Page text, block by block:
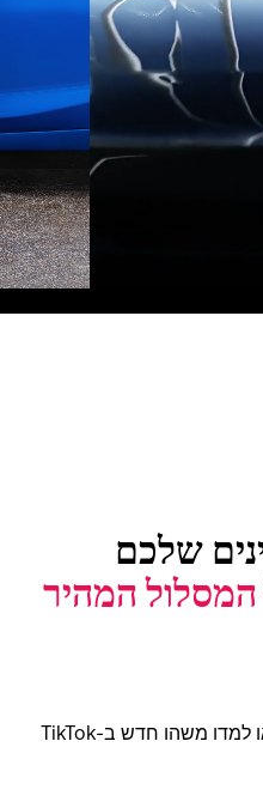
המסלול המהיר
1 מתוך 2 מהמשתמשים גילו או למדו משהו חדש ב-TikTok